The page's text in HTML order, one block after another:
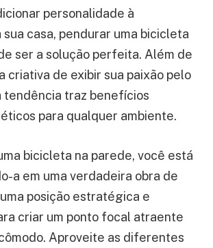
personalidade à
casa, pendurar uma bicicleta
ser a solução perfeita. Além de
criativa de exibir sua paixão pelo
tendência traz benefícios
para qualquer ambiente.
bicicleta na parede, você está
a em uma verdadeira obra de
posição estratégica e
criar um ponto focal atraente
Aproveite as diferentes